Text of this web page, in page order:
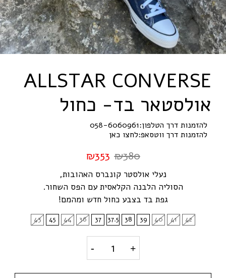
ALLSTAR CONVERSE
אולסטאר בד- כחול
להזמנות דרך הטלפון:058-6060961
להזמנות דרך ווטסאפ:לחצו כאן
₪380
₪353
נעלי אולסטר קונברס האהובות,
הסוליה הלבנה הקלאסית עם הפס השחור.
גפת בד בצבע כחול חדש ומהמם!
43 45 44 36 37 37.5 38 39 40 41 42
ALLSTAR CONVERSE אולסטאר בד- כחול quantity